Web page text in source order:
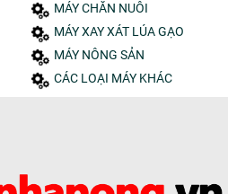
MÁY CHĂN NUÔI
MÁY XAY XÁT LÚA GẠO
MÁY NÔNG SẢN
CÁC LOẠI MÁY KHÁC